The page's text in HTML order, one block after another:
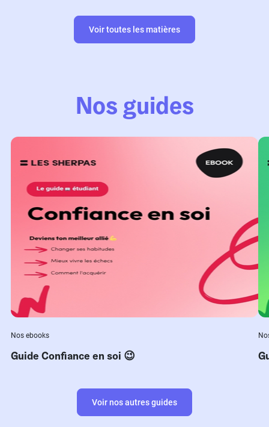
Voir toutes les matières
Nos guides
Nos ebooks
Guide Confiance en soi 😉
Voir nos autres guides